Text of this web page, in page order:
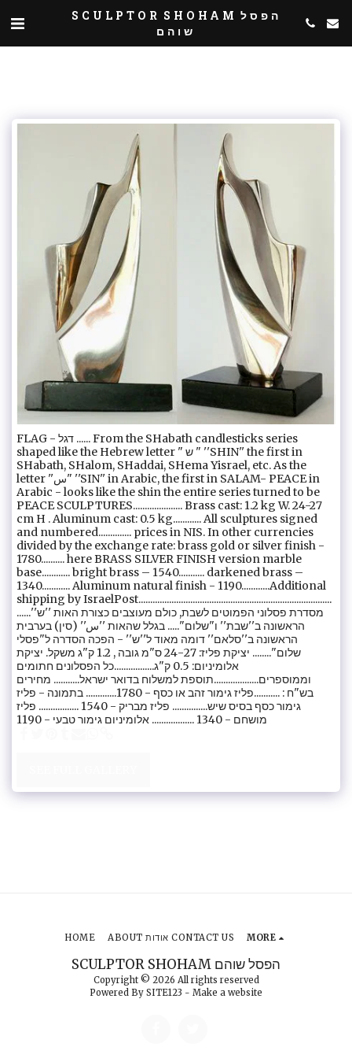
SCULPTOR SHOHAM הפסל
שוהם
FLAG - דגל ...... From the SHabath candlesticks series
shaped like the Hebrew letter " ש " ''SHIN'' the first in
SHabath, SHalom, SHaddai, SHema Yisrael, etc. As the
letter ''ﺱ" ''SIN'' in Arabic, the first in SALAM- PEACE in
Arabic - looks like the shin the entire series turned to be
PEACE SCULPTURES..................... Brass cast: 1.2 kg W. 24-27
cm H . Aluminum cast: 0.5 kg............ All sculptures signed
and numbered.............. prices in NIS. In other currencies
divided by the exchange rate: brass gold or silver finish -
1780.......... here BRASS SILVER FINISH version marble
base............ bright brass – 1540........... darkened brass –
1340............ Aluminum natural finish - 1190............Additional
shipping by IsraelPost..................................................................................
......מסדרת פסלוני הפמוטים לשבת, כולם מעוצבים כצורת האות ''ש''
הראשונה ב''שבת'' ו"שלום"..... בגלל שהאות ''ﺱ'' (סין) בערבית
הראשונה ב''סלאם'' דומה מאוד ל''ש'' - הפכה הסדרה ל"פסלי
שלום"........ יציקת פליז: 24-27 ס"מ גובה , 1.2 ק"ג משקל. יציקת
אלומיניום: 0.5 ק"ג.................כל הפסלונים חתומים
וממוספרים...................תוספת למשלוח בדואר ישראל........... מחירים
בש"ח : ...........פליז גימור זהב או כסף - 1780............. בתמונה - פליז
גימור כסף בסיס שיש............... פליז מבריק - 1540 ................. פליז
מושחם - 1340 .................. אלומיניום גימור טבעי - 1190
SCULPTOR SHOHAM הפסל שוהם
Copyright © 2026 All rights reserved
Powered By SITE123 - Make a website
HOME ABOUT אודות CONTACT US MORE